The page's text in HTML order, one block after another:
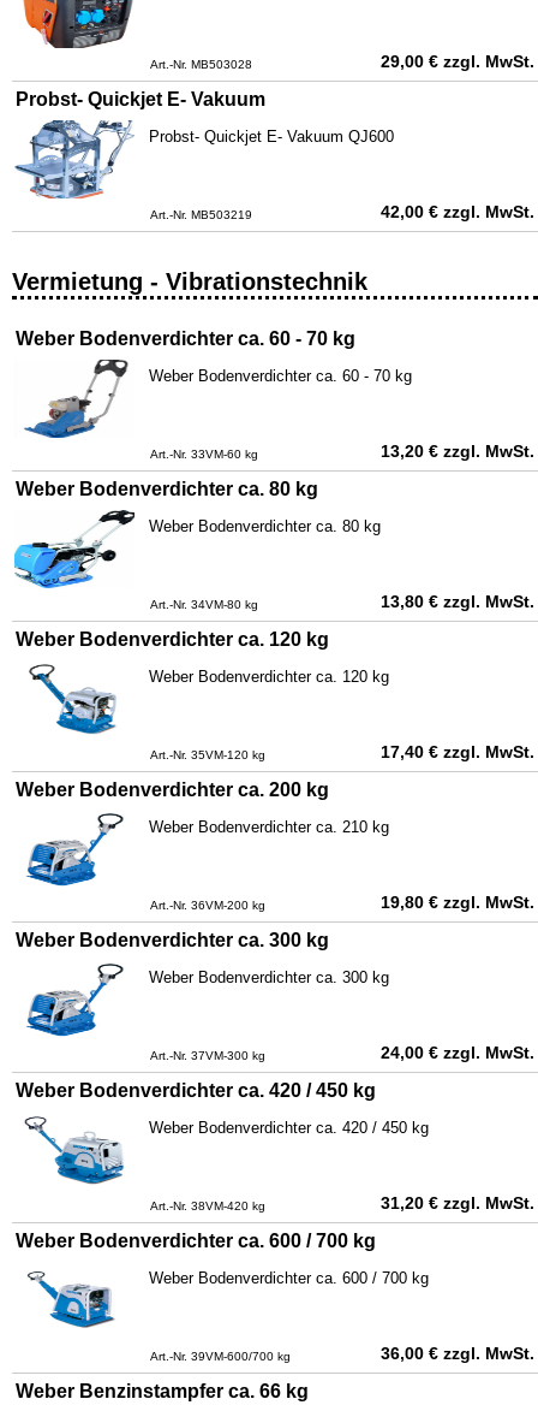
Art.-Nr. MB503028 29,00 € zzgl. MwSt.
Probst- Quickjet E- Vakuum
Probst- Quickjet E- Vakuum QJ600
Art.-Nr. MB503219 42,00 € zzgl. MwSt.
Vermietung - Vibrationstechnik
Weber Bodenverdichter ca. 60 - 70 kg
Weber Bodenverdichter ca. 60 - 70 kg
Art.-Nr. 33VM-60 kg 13,20 € zzgl. MwSt.
Weber Bodenverdichter ca. 80 kg
Weber Bodenverdichter ca. 80 kg
Art.-Nr. 34VM-80 kg 13,80 € zzgl. MwSt.
Weber Bodenverdichter ca. 120 kg
Weber Bodenverdichter ca. 120 kg
Art.-Nr. 35VM-120 kg 17,40 € zzgl. MwSt.
Weber Bodenverdichter ca. 200 kg
Weber Bodenverdichter ca. 210 kg
Art.-Nr. 36VM-200 kg 19,80 € zzgl. MwSt.
Weber Bodenverdichter ca. 300 kg
Weber Bodenverdichter ca. 300 kg
Art.-Nr. 37VM-300 kg 24,00 € zzgl. MwSt.
Weber Bodenverdichter ca. 420 / 450 kg
Weber Bodenverdichter ca. 420 / 450 kg
Art.-Nr. 38VM-420 kg 31,20 € zzgl. MwSt.
Weber Bodenverdichter ca. 600 / 700 kg
Weber Bodenverdichter ca. 600 / 700 kg
Art.-Nr. 39VM-600/700 kg 36,00 € zzgl. MwSt.
Weber Benzinstampfer ca. 66 kg